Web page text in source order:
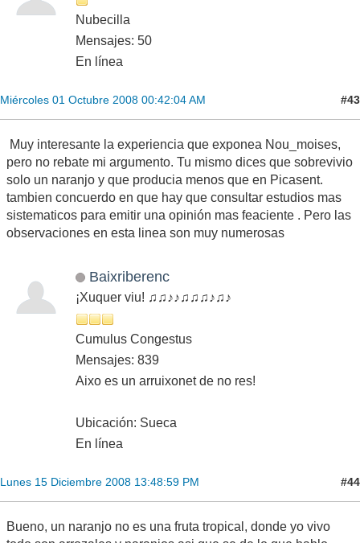
Nubecilla
Mensajes: 50
En línea
Miércoles 01 Octubre 2008 00:42:04 AM #43
Muy interesante la experiencia que exponea Nou_moises,
pero no rebate mi argumento. Tu mismo dices que sobrevivio
solo un naranjo y que producia menos que en Picasent.
tambien concuerdo en que hay que consultar estudios mas
sistematicos para emitir una opinión mas feaciente . Pero las
observaciones en esta linea son muy numerosas
Baixriberenc
¡Xuquer viu! ♫♫♪♪♫♫♫♪♫♪
Cumulus Congestus
Mensajes: 839
Aixo es un arruixonet de no res!
Ubicación: Sueca
En línea
Lunes 15 Diciembre 2008 13:48:59 PM #44
Bueno, un naranjo no es una fruta tropical, donde yo vivo